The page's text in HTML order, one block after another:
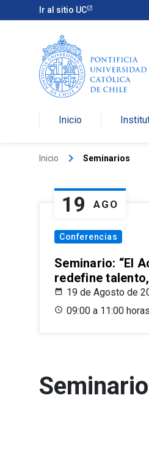
Ir al sitio UC
Inicio
Inicio keyboard_arrow_right Seminarios
19 AGO
Conferencias
Seminario: “El
redefine
19 de Agosto de
09:00 a 11:00 horas